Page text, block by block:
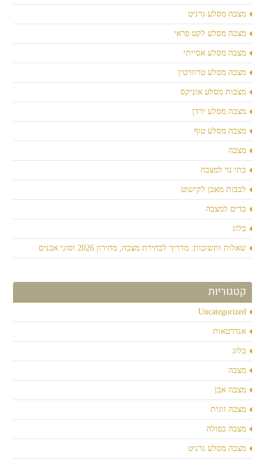
מצבה מסלע גרניט
מצבה מסלע לקט פראי
מצבה מסלע אסייתי
מצבה מסלע טרוורטין
מצבות מסלע אוניקס
מצבה מסלע ירדן
מצבה מסלע טוף
מצבה
בתי נר למצבה
לבבות מאבן לקישוט
כדים למצבה
בלוג
שאלות ותשובות: מדריך לבחירת מצבה, מחירון 2026 וסוגי אבנים
קטגוריות
Uncategorized
אנדרטאות
בלוג
מצבה
מצבה אבן
מצבה זוגית
מצבה כפולה
מצבה מסלע גרניט